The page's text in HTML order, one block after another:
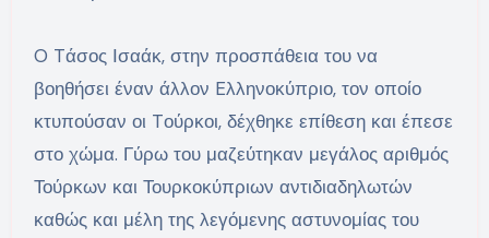
O Tάσος Ισαάκ, στην προσπάθεια του να
βοηθήσει έναν άλλον Eλληνοκύπριο, τον οποίο
κτυπούσαν οι Tούρκοι, δέχθηκε επίθεση και έπεσε
στο χώμα. Γύρω του μαζεύτηκαν μεγάλος αριθμός
Τούρκων και Τουρκοκύπριων αντιδιαδηλωτών
καθώς και μέλη της λεγόμενης αστυνομίας του